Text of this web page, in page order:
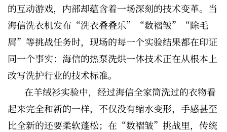
的互动游戏，内部却蕴含着一场深刻的技术变革。当
海信洗衣机发布“洗衣叠叠乐”“数褶皱”“除毛
屑”等挑战任务时，现场的每一个实验结果都在印证
同一个事实：海信的热泵洗烘一体技术正在从根本上
改写洗护行业的技术标准。
在羊绒衫实验中，经过海信全家筒洗过的衣物看
起来完全和新的一样，不仅没有缩水变形，手感甚至
比全新的还要柔软蓬松；在“数褶皱”挑战里，传统